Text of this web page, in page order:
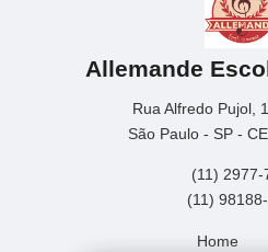
Allemande
Rua Alfredo Pujol,
São Paulo - SP -
(11) 2977-
(11)
Home